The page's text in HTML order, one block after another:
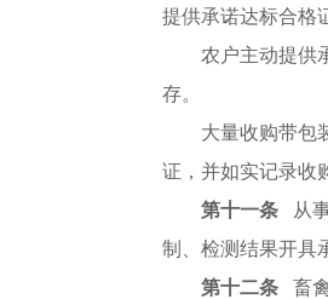
提供承诺达标合格
农户主动提供
存。
大量收购带包
证，并如实记录收
第十一条
从
制、检测结果开具
第十二条 畜